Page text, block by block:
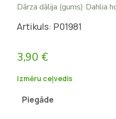
Dārza dālija (gums)|Dahlia
Artikuls: P01981
3,90 €
Izmēru ceļvedis
Piegāde